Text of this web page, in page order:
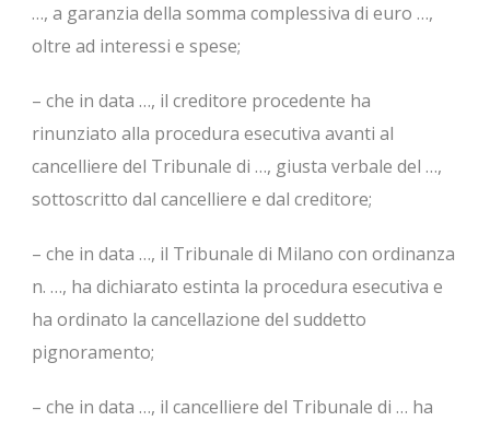
…, a garanzia della somma complessiva di euro …,
oltre ad interessi e spese;
– che in data …, il creditore procedente ha
rinunziato alla procedura esecutiva avanti al
cancelliere del Tribunale di …, giusta verbale del …,
sottoscritto dal cancelliere e dal creditore;
– che in data …, il Tribunale di Milano con ordinanza
n. …, ha dichiarato estinta la procedura esecutiva e
ha ordinato la cancellazione del suddetto
pignoramento;
– che in data …, il cancelliere del Tribunale di … ha